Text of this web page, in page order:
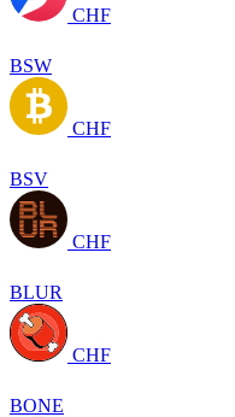
CHF
BSW
CHF
BSV
CHF
BLUR
CHF
BONE